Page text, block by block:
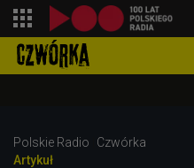
Polskie Radio
Czwórka
Artykuł